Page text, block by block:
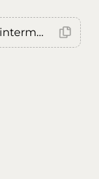
Error: (intermediate value)(intermediate value)(intermediate value).replaceAll is not a function